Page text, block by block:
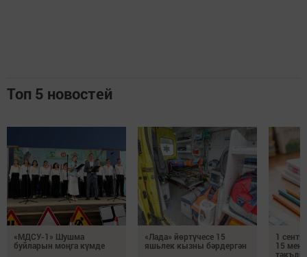
Топ 5 новостей
«МДСУ-1» Шушма
буйларын моңга күмде
«Лада» йөртүчесе 15
яшьлек кызны бәрдергән
1
15 мең